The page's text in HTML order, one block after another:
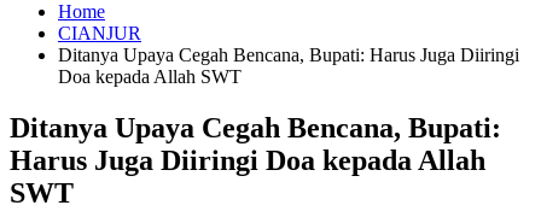
Home
CIANJUR
Ditanya Upaya Cegah Bencana, Bupati: Harus Juga Diiringi
Doa kepada Allah SWT
Ditanya Upaya Cegah Bencana, Bupati:
Harus Juga Diiringi Doa kepada Allah
SWT